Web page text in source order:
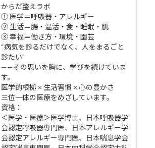
からだ整えラボ
① 医学＝呼吸器・アレルギー
② 生活＝腸・温活・食・睡眠・肌
③ 幸福＝働き方・環境・園芸
“病気を診るだけでなく、人をまるごと
診たい”
——その思いを胸に、学びを続けていま
す。
医学的根拠 × 生活習慣 × 心の豊かさ
三位一体の医療をめざしています。
資格：
＜医学・医療＞医学博士、日本呼吸器学
会認定呼吸器専門医、日本アレルギー学
会認定アレルギー専門医、日本喘息学会